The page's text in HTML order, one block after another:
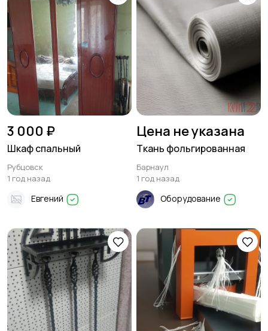
3 000 ₽
Шкаф спальный
Рубцовск
1 год назад
Евгений
Цена не указана
Ткань фольгированная
Барнаул
1 год назад
Оборудование